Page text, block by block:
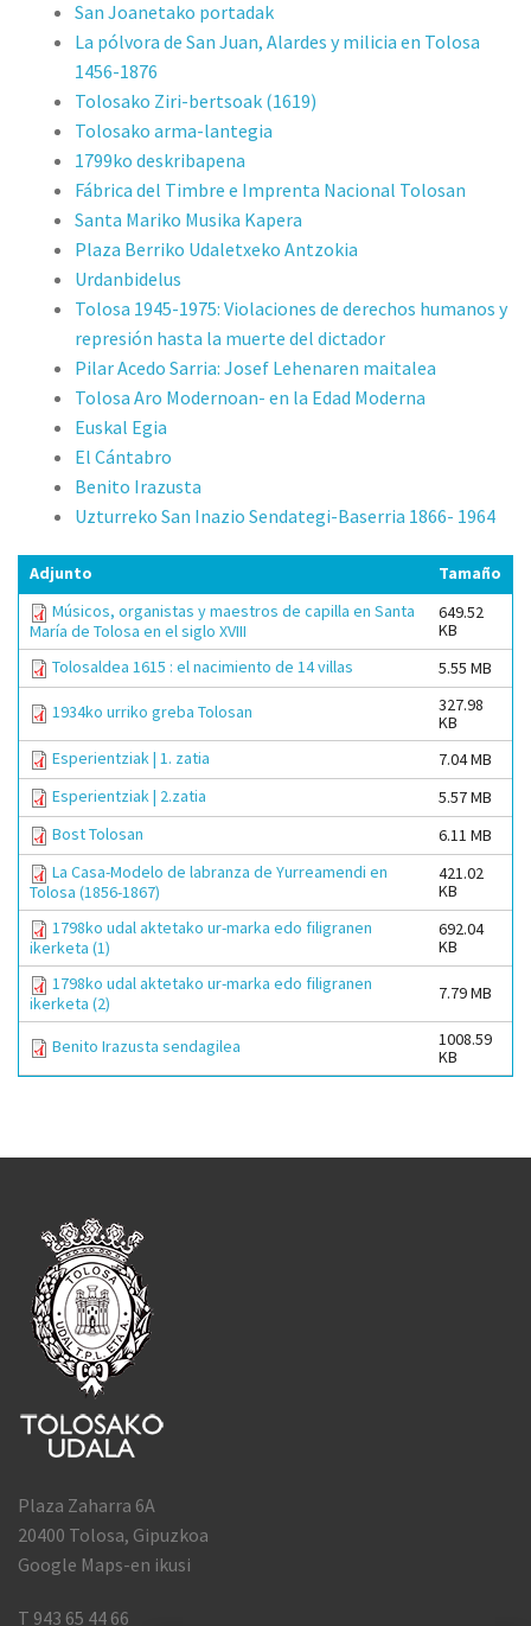
San Joanetako portadak
La pólvora de San Juan, Alardes y milicia en Tolosa
1456-1876
Tolosako Ziri-bertsoak (1619)
Tolosako arma-lantegia
1799ko deskribapena
Fábrica del Timbre e Imprenta Nacional Tolosan
Santa Mariko Musika Kapera
Plaza Berriko Udaletxeko Antzokia
Urdanbidelus
Tolosa 1945-1975: Violaciones de derechos humanos y
represión hasta la muerte del dictador
Pilar Acedo Sarria: Josef Lehenaren maitalea
Tolosa Aro Modernoan- en la Edad Moderna
Euskal Egia
El Cántabro
Benito Irazusta
Uzturreko San Inazio Sendategi-Baserria 1866- 1964
Adjunto
Tamaño
Músicos, organistas y maestros de capilla en Santa
María de Tolosa en el siglo XVIII
649.52
KB
Tolosaldea 1615 : el nacimiento de 14 villas
5.55 MB
1934ko urriko greba Tolosan
327.98
KB
Esperientziak | 1. zatia
7.04 MB
Esperientziak | 2.zatia
5.57 MB
Bost Tolosan
6.11 MB
La Casa-Modelo de labranza de Yurreamendi en
Tolosa (1856-1867)
421.02
KB
1798ko udal aktetako ur-marka edo filigranen
ikerketa (1)
692.04
KB
1798ko udal aktetako ur-marka edo filigranen
ikerketa (2)
7.79 MB
Benito Irazusta sendagilea
1008.59
KB
Plaza Zaharra 6A
20400 Tolosa, Gipuzkoa
Google Maps-en ikusi
T 943 65 44 66